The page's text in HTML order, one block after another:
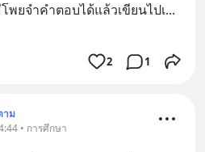
พยจำคำตอบได้แล้วเขียนไปเ...
2 1
าม
• การศึกษา